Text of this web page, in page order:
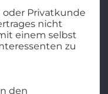
Privatkunde
nicht
einem selbst
zu
den